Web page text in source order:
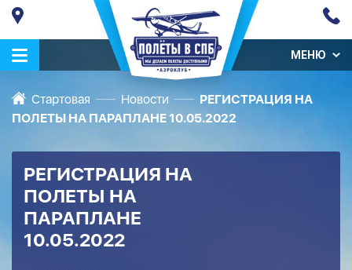
МЕНЮ
Стартовая Новости
РЕГИСТРАЦИЯ НА
ПОЛЕТЫ НА ПАРАПЛАНЕ 10.05.2022
РЕГИСТРАЦИЯ НА
ПОЛЕТЫ НА
ПАРАПЛАНЕ
10.05.2022